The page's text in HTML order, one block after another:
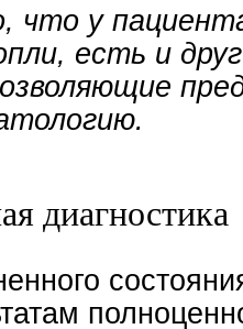
что у
есть и
диагностика